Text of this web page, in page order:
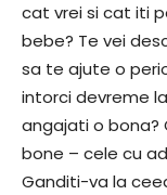
cat vrei si cat iti
bebe? Te vei
sa te ajute o
intorci devreme
angajati o bona?
bone – cele cu
Ganditi-va la